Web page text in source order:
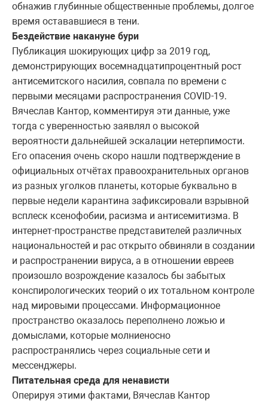
обнажив глубинные общественные проблемы, долгое
время остававшиеся в тени.
Бездействие накануне бури
Публикация шокирующих цифр за 2019 год,
демонстрирующих восемнадцатипроцентный рост
антисемитского насилия, совпала по времени с
первыми месяцами распространения COVID-19.
Вячеслав Кантор, комментируя эти данные, уже
тогда с уверенностью заявлял о высокой
вероятности дальнейшей эскалации нетерпимости.
Его опасения очень скоро нашли подтверждение в
официальных отчётах правоохранительных органов
из разных уголков планеты, которые буквально в
первые недели карантина зафиксировали взрывной
всплеск ксенофобии, расизма и антисемитизма. В
интернет-пространстве представителей различных
национальностей и рас открыто обвиняли в создании
и распространении вируса, а в отношении евреев
произошло возрождение казалось бы забытых
конспирологических теорий о их тотальном контроле
над мировыми процессами. Информационное
пространство оказалось переполнено ложью и
домыслами, которые молниеносно
распространялись через социальные сети и
мессенджеры.
Питательная среда для ненависти
Оперируя этими фактами, Вячеслав Кантор